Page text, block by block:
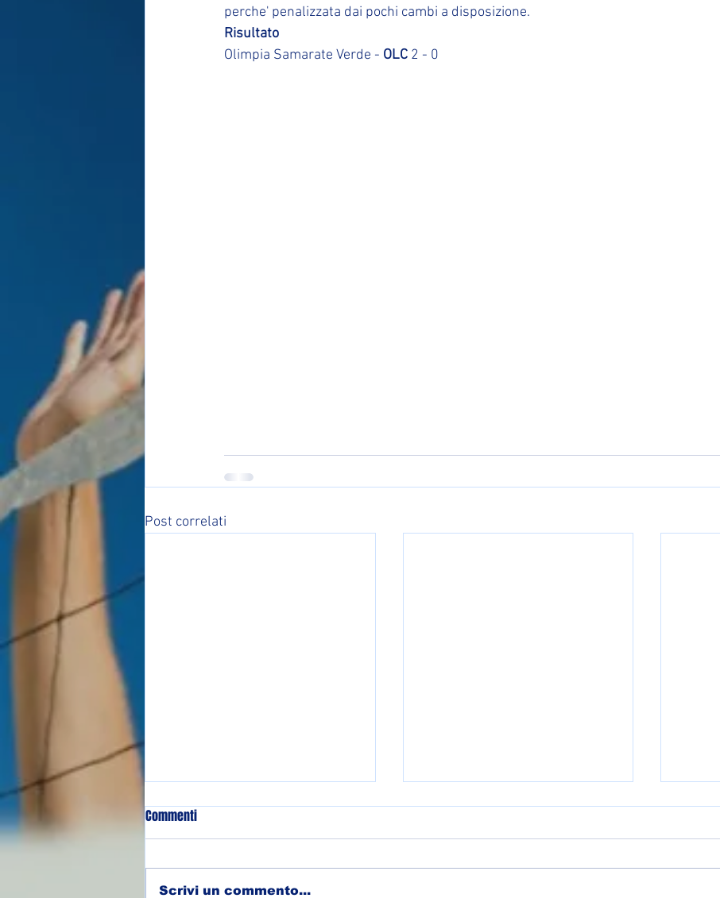
perche' penalizzata dai pochi cambi a disposizione.
Risultato
Olimpia Samarate Verde - OLC 2 - 0
Post correlati
Commenti
Scrivi un commento...